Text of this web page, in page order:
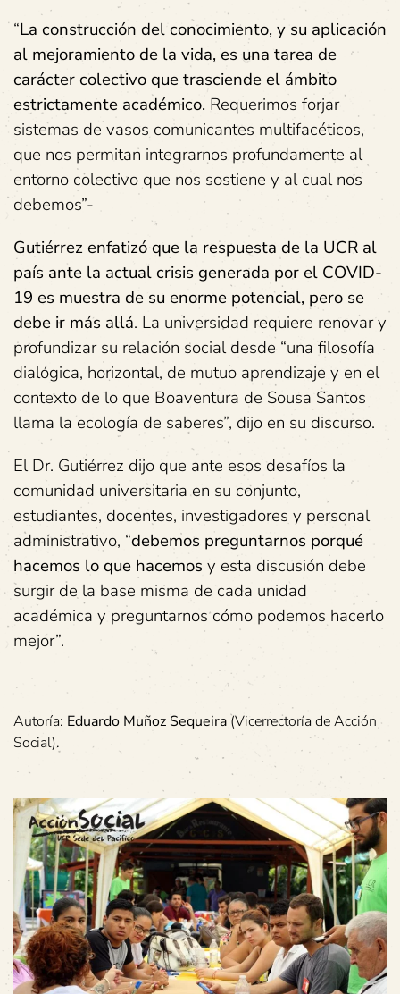
“La construcción del conocimiento, y su aplicación
al mejoramiento de la vida, es una tarea de
carácter colectivo que trasciende el ámbito
estrictamente académico. Requerimos forjar
sistemas de vasos comunicantes multifacéticos,
que nos permitan integrarnos profundamente al
entorno colectivo que nos sostiene y al cual nos
debemos”-
Gutiérrez enfatizó que la respuesta de la UCR al
país ante la actual crisis generada por el COVID-
19 es muestra de su enorme potencial, pero se
debe ir más allá. La universidad requiere renovar y
profundizar su relación social desde “una filosofía
dialógica, horizontal, de mutuo aprendizaje y en el
contexto de lo que Boaventura de Sousa Santos
llama la ecología de saberes”, dijo en su discurso.
El Dr. Gutiérrez dijo que ante esos desafíos la
comunidad universitaria en su conjunto,
estudiantes, docentes, investigadores y personal
administrativo, “debemos preguntarnos porqué
hacemos lo que hacemos y esta discusión debe
surgir de la base misma de cada unidad
académica y preguntarnos cómo podemos hacerlo
mejor”.
Autoría: Eduardo Muñoz Sequeira(Vicerrectoría de Acción
Social).